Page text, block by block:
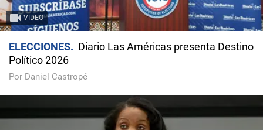
VIDEO
ELECCIONES
Diario Las Américas presenta Destino
Político 2026
Por Daniel Castropé